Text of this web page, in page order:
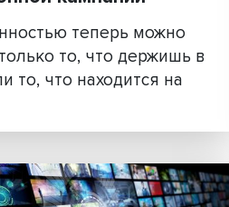
Вперед в прошлое:
субсистемы вместо
принципов
права как результат
санкционной